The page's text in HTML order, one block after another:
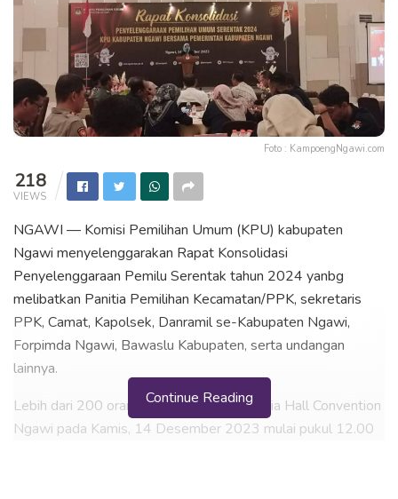
Foto : KampoengNgawi.com
218
VIEWS
NGAWI — Komisi Pemilihan Umum (KPU) kabupaten
Ngawi menyelenggarakan Rapat Konsolidasi
Penyelenggaraan Pemilu Serentak tahun 2024 yanbg
melibatkan Panitia Pemilihan Kecamatan/PPK, sekretaris
PPK, Camat, Kapolsek, Danramil se-Kabupaten Ngawi,
Forpimda Ngawi, Bawaslu Kabupaten, serta undangan
lainnya.
Lebih dari 200 orang peserta hadir di Kurnia Hall Convention
Ngawi pada Kamis, 14 Desember 2023 mulai pukul 12.00
Continue Reading